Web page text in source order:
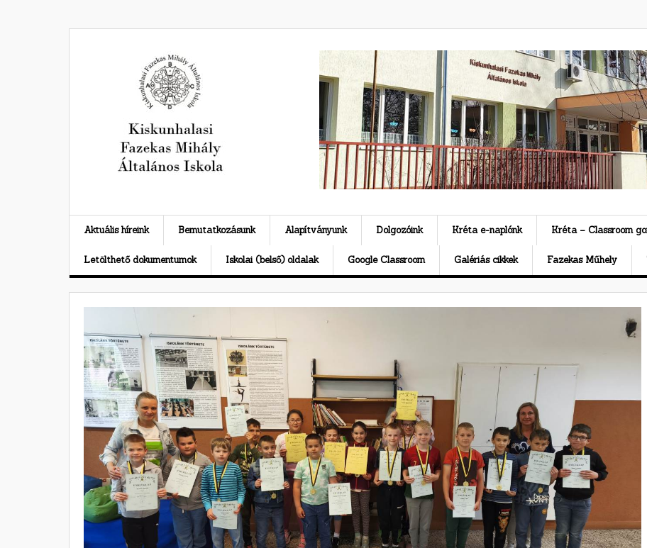
Aktuális híreink Bemutatkozásunk Alapítványunk Dolgozóink Kréta e-naplónk Kréta – Classroom
Letölthető dokumentumok Iskolai (belső) oldalak Google Classroom Galériás cikkek Fazekas Műhely